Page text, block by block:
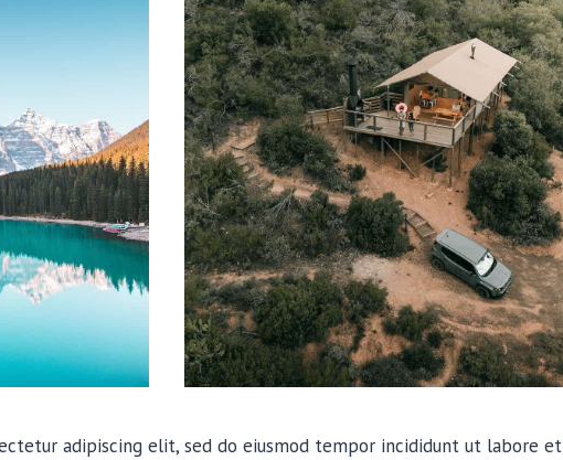
adipiscing elit, sed do eiusmod tempor incididunt ut labore et